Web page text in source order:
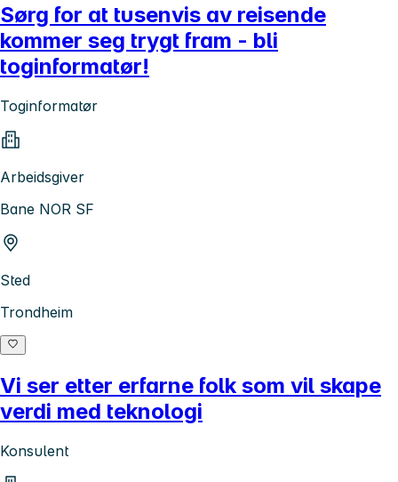
Sørg for at tusenvis av reisende
kommer seg trygt fram - bli
toginformatør!
Toginformatør
Arbeidsgiver
Bane NOR SF
Sted
Trondheim
Vi ser etter erfarne folk som vil skape
verdi med teknologi
Konsulent